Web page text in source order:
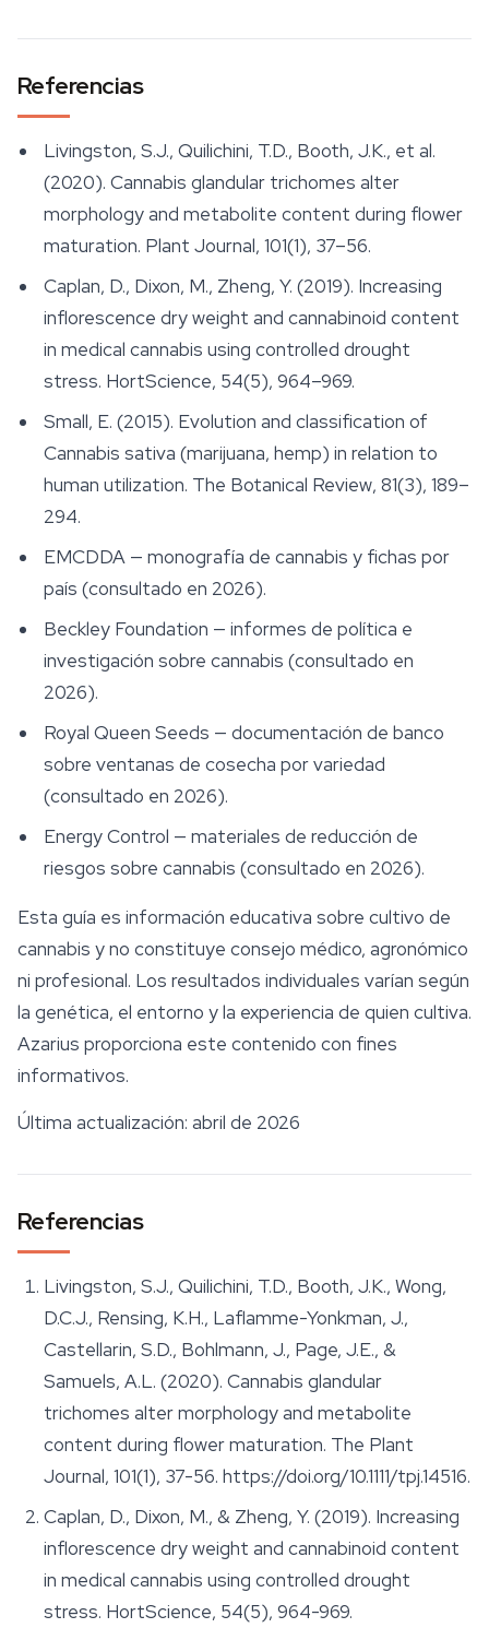
Referencias
Livingston, S.J., Quilichini, T.D., Booth, J.K., et al.
(2020). Cannabis glandular trichomes alter
morphology and metabolite content during flower
maturation. Plant Journal, 101(1), 37–56.
Caplan, D., Dixon, M., Zheng, Y. (2019). Increasing
inflorescence dry weight and cannabinoid content
in medical cannabis using controlled drought
stress. HortScience, 54(5), 964–969.
Small, E. (2015). Evolution and classification of
Cannabis sativa (marijuana, hemp) in relation to
human utilization. The Botanical Review, 81(3), 189–
294.
EMCDDA — monografía de cannabis y fichas por
país (consultado en 2026).
Beckley Foundation — informes de política e
investigación sobre cannabis (consultado en
2026).
Royal Queen Seeds — documentación de banco
sobre ventanas de cosecha por variedad
(consultado en 2026).
Energy Control — materiales de reducción de
riesgos sobre cannabis (consultado en 2026).
Esta guía es información educativa sobre cultivo de
cannabis y no constituye consejo médico, agronómico
ni profesional. Los resultados individuales varían según
la genética, el entorno y la experiencia de quien cultiva.
Azarius proporciona este contenido con fines
informativos.
Última actualización: abril de 2026
Referencias
Livingston, S.J., Quilichini, T.D., Booth, J.K., Wong,
D.C.J., Rensing, K.H., Laflamme-Yonkman, J.,
Castellarin, S.D., Bohlmann, J., Page, J.E., &
Samuels, A.L. (2020). Cannabis glandular
trichomes alter morphology and metabolite
content during flower maturation. The Plant
Journal, 101(1), 37-56. https://doi.org/10.1111/tpj.14516.
Caplan, D., Dixon, M., & Zheng, Y. (2019). Increasing
inflorescence dry weight and cannabinoid content
in medical cannabis using controlled drought
stress. HortScience, 54(5), 964-969.